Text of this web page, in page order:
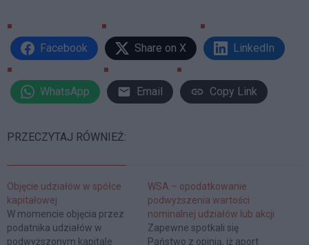
Facebook Share on X LinkedIn
WhatsApp Email Copy Link
PRZECZYTAJ RÓWNIEŻ:
Objęcie udziałów w spółce
kapitałowej
W momencie objęcia przez
podatnika udziałów w
podwyższonym kapitale
WSA – opodatkowanie
podwyższenia wartości
nominalnej udziałów lub akcji
Zapewne spotkali się
Państwo z opinią, iż aport